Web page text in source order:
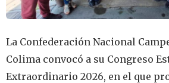
La Confederación Nacional
Colima convocó a su Congreso
Extraordinario 2026, en el que